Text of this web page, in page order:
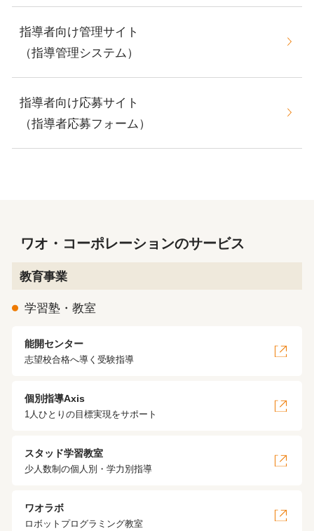
指導者向け管理サイト
（指導管理システム）
指導者向け応募サイト
（指導者応募フォーム）
ワオ・コーポレーションのサービス
教育事業
学習塾・教室
能開センター
志望校合格へ導く受験指導
個別指導Axis
1人ひとりの目標実現をサポート
スタッド学習教室
少人数制の個人別・学力別指導
ワオラボ
ロボットプログラミング教室